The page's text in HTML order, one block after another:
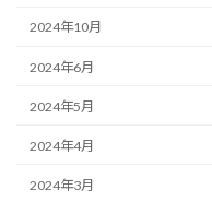
2024年10月
2024年6月
2024年5月
2024年4月
2024年3月